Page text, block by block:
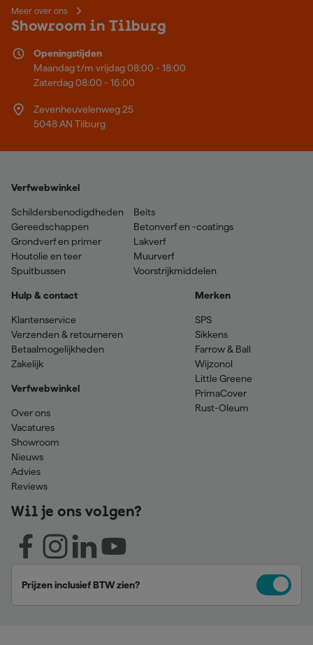
Meer over ons
Showroom in Tilburg
Openingstijden
Maandag t/m vrijdag 08:00 - 18:00
Zaterdag 08:00 - 16:00
Zevenheuvelenweg 25
5048 AN Tilburg
Verfwebwinkel
Schildersbenodigdheden
Gereedschappen
Grondverf en primer
Houtolie en teer
Spuitbussen
Beits
Betonverf en -coatings
Lakverf
Muurverf
Voorstrijkmiddelen
Hulp & contact
Klantenservice
Verzenden & retourneren
Betaalmogelijkheden
Zakelijk
Verfwebwinkel
Over ons
Vacatures
Showroom
Nieuws
Advies
Reviews
Merken
SPS
Sikkens
Farrow & Ball
Wijzonol
Little Greene
PrimaCover
Rust-Oleum
Wil je ons volgen?
Prijzen inclusief BTW zien?